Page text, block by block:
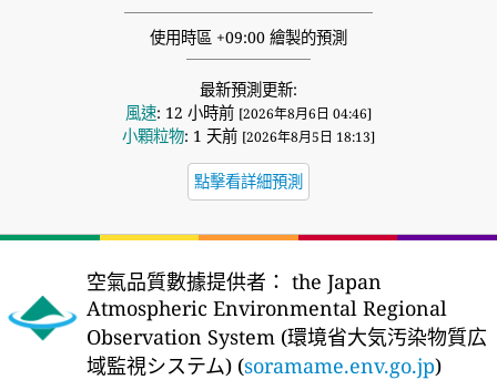
使用時區 +09:00 繪製的預測
最新預測更新:
風速: 12 小時前 [2026年8月6日 04:46]
小顆粒物: 1 天前 [2026年8月5日 18:13]
點擊看詳細預測
空氣品質數據提供者： the Japan
Atmospheric Environmental Regional
Observation System (環境省大気汚染物質広
域監視システム) (soramame.env.go.jp)